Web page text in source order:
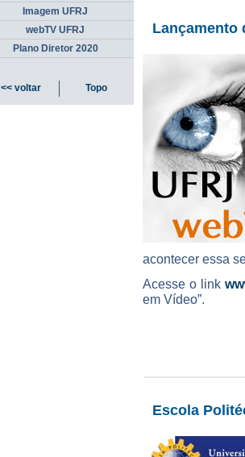
Lançamento
acontecer essa
Acesse o link
em Vídeo”.
Escola
Imagem UFRJ
webTV UFRJ
Plano Diretor 2020
<< voltar Topo